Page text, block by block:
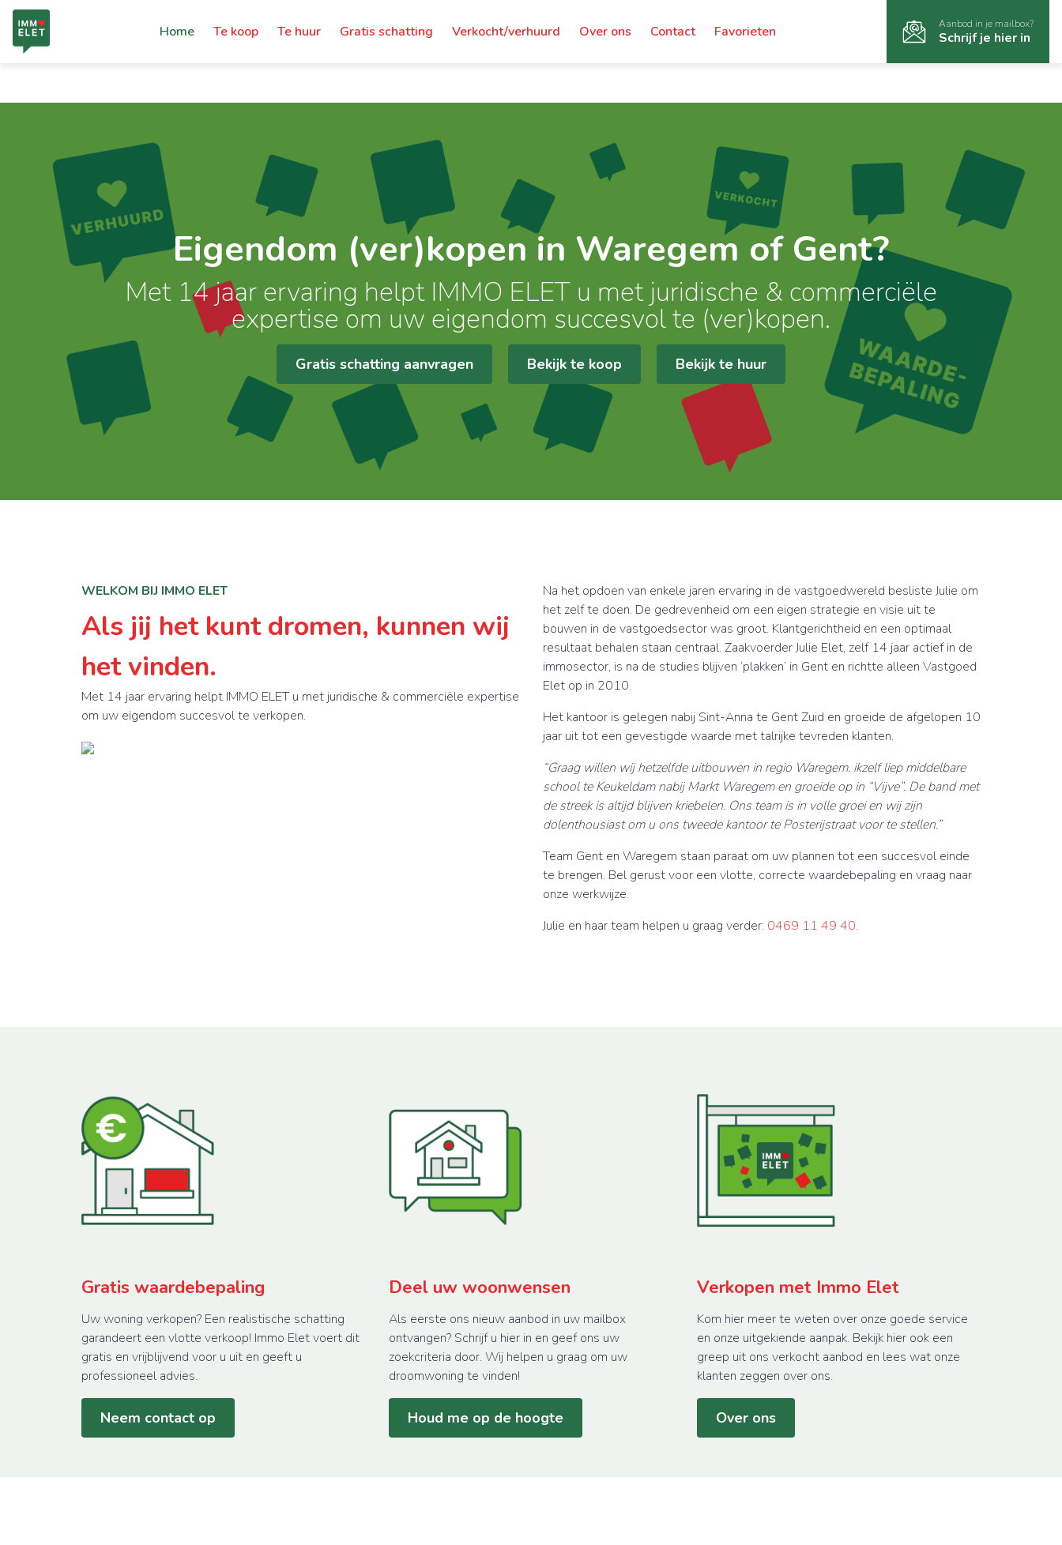
Home Te koop Te huur Gratis schatting Verkocht/verhuurd Over ons Contact Favorieten Aanbod in je mailbox?
Schrijf je hier in
Eigendom (ver)kopen in Waregem of Gent?
Met 14 jaar ervaring helpt IMMO ELET u met juridische & commerciële
expertise om uw eigendom succesvol te (ver)kopen.
Gratis schatting aanvragen Bekijk te koop Bekijk te huur
WELKOM BIJ IMMO ELET
Als jij het kunt dromen, kunnen wij
het vinden.
Met 14 jaar ervaring helpt IMMO ELET u met juridische & commerciële expertise
om uw eigendom succesvol te verkopen.
Na het opdoen van enkele jaren ervaring in de vastgoedwereld besliste Julie om
het zelf te doen. De gedrevenheid om een eigen strategie en visie uit te
bouwen in de vastgoedsector was groot. Klantgerichtheid en een optimaal
resultaat behalen staan centraal. Zaakvoerder Julie Elet, zelf 14 jaar actief in de
immosector, is na de studies blijven ‘plakken’ in Gent en richtte alleen Vastgoed
Elet op in 2010.
Het kantoor is gelegen nabij Sint-Anna te Gent Zuid en groeide de afgelopen 10
jaar uit tot een gevestigde waarde met talrijke tevreden klanten.
“Graag willen wij hetzelfde uitbouwen in regio Waregem. ikzelf liep middelbare
school te Keukeldam nabij Markt Waregem en groeide op in “Vijve”. De band met
de streek is altijd blijven kriebelen. Ons team is in volle groei en wij zijn
dolenthousiast om u ons tweede kantoor te Posterijstraat voor te stellen.”
Team Gent en Waregem staan paraat om uw plannen tot een succesvol einde
te brengen. Bel gerust voor een vlotte, correcte waardebepaling en vraag naar
onze werkwijze.
Julie en haar team helpen u graag verder: 0469 11 49 40.
Gratis waardebepaling
Uw woning verkopen? Een realistische schatting
garandeert een vlotte verkoop! Immo Elet voert dit
gratis en vrijblijvend voor u uit en geeft u
professioneel advies.
Neem contact op
Deel uw woonwensen
Als eerste ons nieuw aanbod in uw mailbox
ontvangen? Schrijf u hier in en geef ons uw
zoekcriteria door. Wij helpen u graag om uw
droomwoning te vinden!
Houd me op de hoogte
Verkopen met Immo Elet
Kom hier meer te weten over onze goede service
en onze uitgekiende aanpak. Bekijk hier ook een
greep uit ons verkocht aanbod en lees wat onze
klanten zeggen over ons.
Over ons